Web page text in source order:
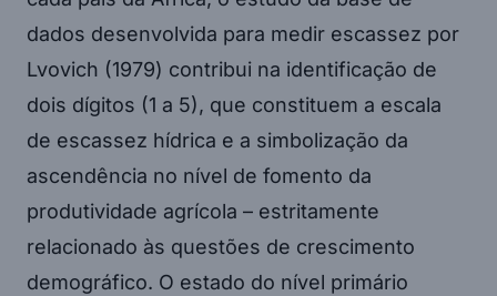
dados desenvolvida para medir escassez por
Lvovich (1979) contribui na identificação de
dois dígitos (1 a 5), que constituem a escala
de escassez hídrica e a simbolização da
ascendência no nível de fomento da
produtividade agrícola – estritamente
relacionado às questões de crescimento
demográfico. O estado do nível primário